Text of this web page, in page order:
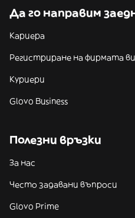
Да го направим
Кариера
Регистриране на фирмата ви
Куриери
Glovo Business
Полезни връзки
За нас
Често задавани въпроси
Glovo Prime